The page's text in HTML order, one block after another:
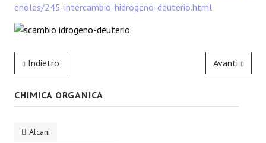
enoles/245-intercambio-hidrogeno-deuterio.html
Indietro Avanti
CHIMICA ORGANICA
Alcani